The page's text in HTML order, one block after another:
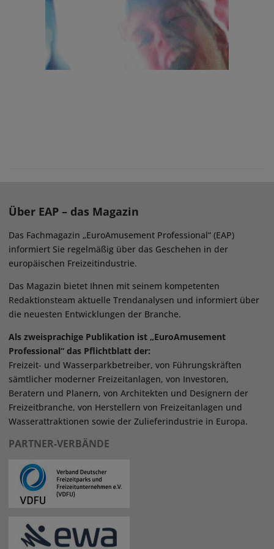
Über EAP – das Magazin
Das Fachmagazin „EuroAmusement Professional“ (EAP)
informiert Sie regelmäßig über das Geschehen in der
europäischen Freizeitindustrie.
Das Magazin bietet Ihnen mit seinem kompetenten
Redaktionsteam aktuelle Trendanalysen und informiert über
die neuesten Entwicklungen der Branche.
Als zweisprachige Publikation ist „EuroAmusement
Professional“ das Pflichtblatt der:
Freizeit- und Wasserparkbetreiber, von Führungskräften
sämtlicher moderner Freizeitanlagen, von Investoren,
Beratern und Planern, von Architekten und Designern der
Freizeitbranche, von Herstellern von Freizeitanlagen und
Wasserattraktionen sowie der Zulieferindustrie in Europa.
PARTNER-VERBÄNDE